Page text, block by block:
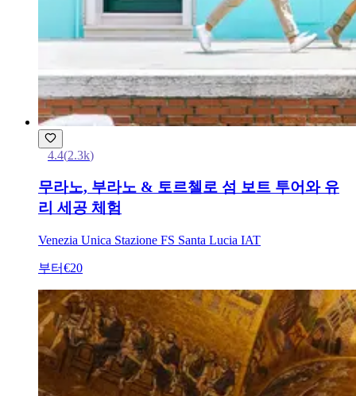
4.4(2.3k)
무라노, 부라노 & 토르첼로 섬 보트 투어와 유
리 세공 체험
Venezia Unica Stazione FS Santa Lucia IAT
부터€20